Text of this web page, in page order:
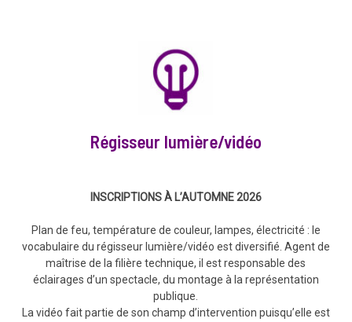
Régisseur lumière/vidéo
INSCRIPTIONS À L’AUTOMNE 2026
Plan de feu, température de couleur, lampes, électricité : le
vocabulaire du régisseur lumière/vidéo est diversifié. Agent de
maîtrise de la filière technique, il est responsable des
éclairages d’un spectacle, du montage à la représentation
publique.
La vidéo fait partie de son champ d’intervention puisqu’elle est